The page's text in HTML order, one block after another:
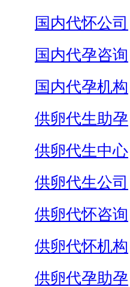
国内代怀公司
国内代孕咨询
国内代孕机构
供卵代生助孕
供卵代生中心
供卵代生公司
供卵代怀咨询
供卵代怀机构
供卵代孕助孕